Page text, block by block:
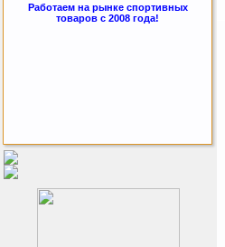
Работаем на рынке спортивных
товаров с 2008 года!